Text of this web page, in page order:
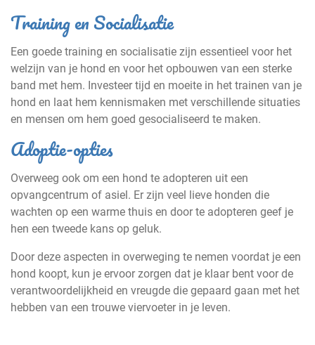
Training en Socialisatie
Een goede training en socialisatie zijn essentieel voor het
welzijn van je hond en voor het opbouwen van een sterke
band met hem. Investeer tijd en moeite in het trainen van je
hond en laat hem kennismaken met verschillende situaties
en mensen om hem goed gesocialiseerd te maken.
Adoptie-opties
Overweeg ook om een hond te adopteren uit een
opvangcentrum of asiel. Er zijn veel lieve honden die
wachten op een warme thuis en door te adopteren geef je
hen een tweede kans op geluk.
Door deze aspecten in overweging te nemen voordat je een
hond koopt, kun je ervoor zorgen dat je klaar bent voor de
verantwoordelijkheid en vreugde die gepaard gaan met het
hebben van een trouwe viervoeter in je leven.